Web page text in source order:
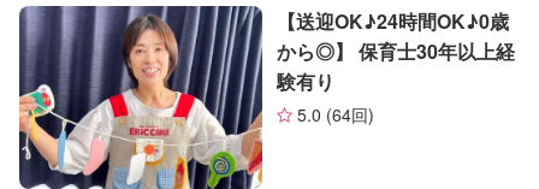
レッスン なし
定期予約 お引き受けしていません
お子様の撮影
（定期特典）
対応不可
特徴 料金 レビュー
サポートの特徴
資格
企業型割引対象(旧内閣府補助対象)
自治体届出済ベビーシッター
【送迎OK♪24時間OK♪0歳
から◎】 保育士30年以上経
験有り
5.0 (64回)